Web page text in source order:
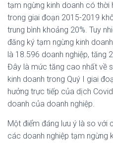
tạm ngừng kinh doanh có thời
trong giai đoạn 2015-2019
trung bình khoảng 20%. Tuy
đăng ký tạm ngừng kinh
là 18.596 doanh nghiệp, tăng
Đây là mức tăng cao nhất về
kinh doanh trong Quý I giai
hưởng trực tiếp của dịch
doanh của doanh nghiệp.
Một điểm đáng lưu ý là so với
các doanh nghiệp tạm ngừng